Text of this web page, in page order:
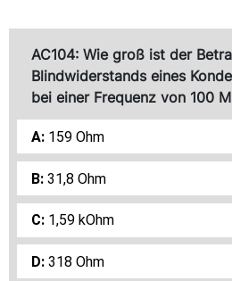
AC104: Wie groß ist der
Blindwiderstands eines
bei einer Frequenz von 100
159 Ohm
31,8 Ohm
1,59 kOhm
318 Ohm